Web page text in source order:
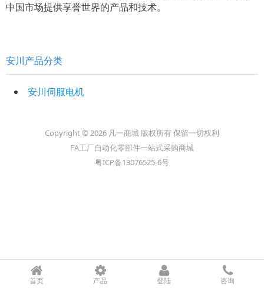
中国市场提供享誉世界的产品和技术。
安川产品分类
安川伺服电机
Copyright © 2026 凡一商城 版权所有 保留一切权利
FA工厂自动化零部件一站式采购商城
粤ICP备13076525-6号
首页 产品 登陆 咨询